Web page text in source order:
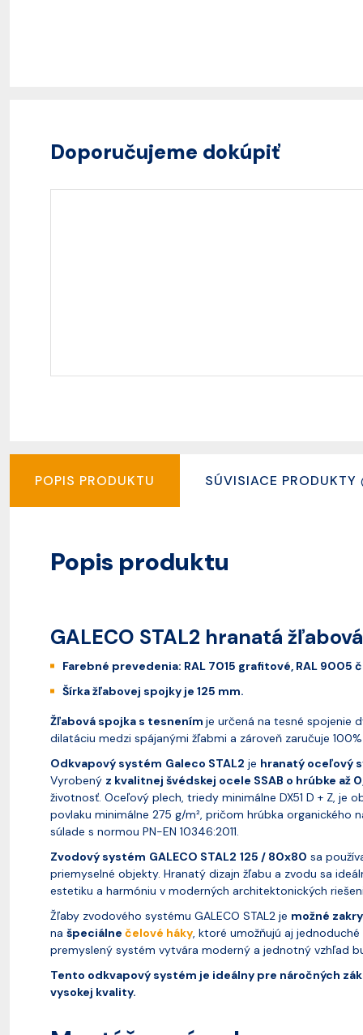
Doporučujeme dokúpiť
POPIS PRODUKTU SÚVISIACE PRODUKTY
Popis produktu
GALECO STAL2 hranatá
Farebné prevedenia: RAL 7015 grafitové, RAL 9005
Šírka žľabovej spojky je 125 mm.
Žľabová spojka s tesnením je určená na tesné spojenie
dilatáciu medzi spájanými žľabmi a zároveň zaručuje
Odkvapový systém Galeco STAL2 je hranatý oceľový
Vyrobený z kvalitnej švédskej ocele SSAB o hrúbke až
životnosť. Oceľový plech, triedy minimálne DX51 D + Z,
povlaku minimálne 275 g/m², pričom hrúbka organického
súlade s normou PN-EN 10346:2011.
Zvodový systém GALECO STAL2 125 / 80x80 sa
priemyselné objekty. Hranatý dizajn žľabu a zvodu sa
estetiku a harmóniu v moderných architektonických
Žľaby zvodového systému GALECO STAL2 je možné
na špeciálne čelové háky, ktoré umožňujú aj jednoduché
premyslený systém vytvára moderný a jednotný vzhľad
Tento odkvapový systém je ideálny pre náročných
vysokej kvality.